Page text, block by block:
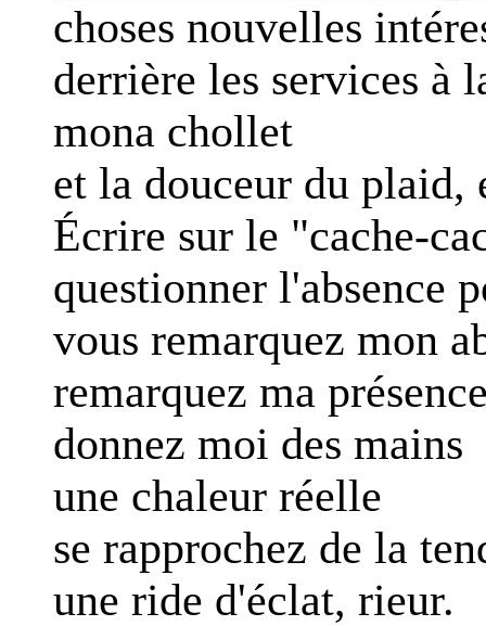
choses nouvelles
derrière les services à
mona chollet
et la douceur du plaid,
Écrire sur le "cache-
questionner l'absence
vous remarquez mon
remarquez ma
donnez moi des mains
une chaleur réelle
se rapprochez de la
une ride d'éclat, rieur.